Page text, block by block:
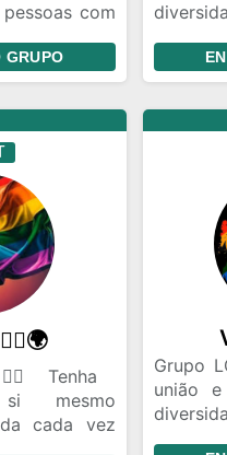
com
duradouros.
Grupos de
ressaltam
grupos
o senso de
o universo
a formação
do
“VIDA
sobre temas
aprender
GRUPO
para
ou
você
🏳️‍🌈🌍
Tenha
mesmo
cada vez
Grupo
união